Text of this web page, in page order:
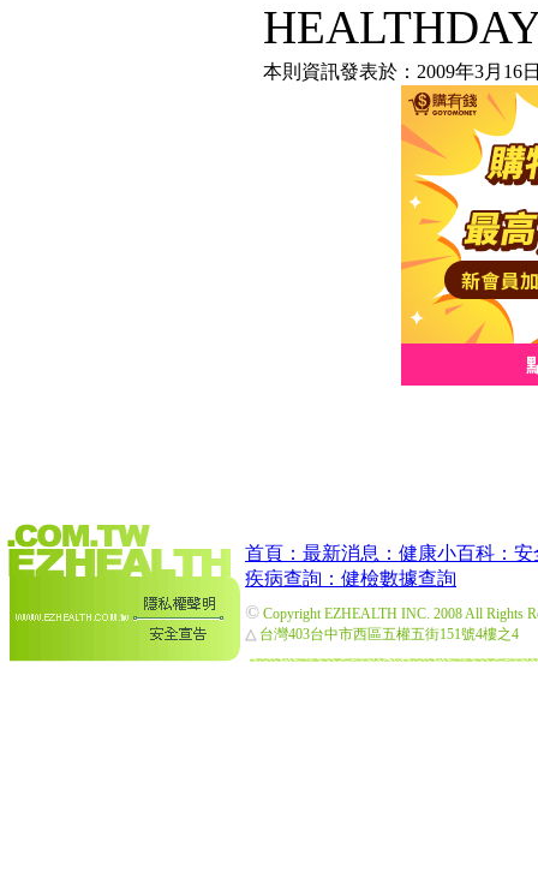
本則資訊發表於：2009年3月16
首頁： 最新消息： 健康小百科： 安
疾病查詢： 健檢數據查詢
© Copyright EZHEALTH INC. 2008 All Rights
△ 台灣403台中市西區五權五街151號4樓之4